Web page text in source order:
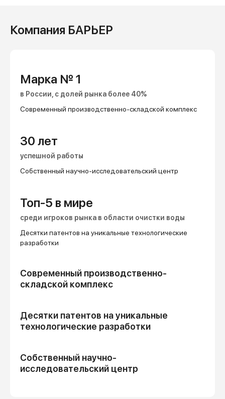
Компания БАРЬЕР
Марка № 1
в России, с долей рынка более 40%
Современный производственно-складской комплекс
30 лет
успешной работы
Собственный научно-исследовательский центр
Топ-5 в мире
среди игроков рынка в области очистки воды
Десятки патентов на уникальные технологические
разработки
Современный производственно-
складской комплекс
Десятки патентов на уникальные
технологические разработки
Собственный научно-
исследовательский центр